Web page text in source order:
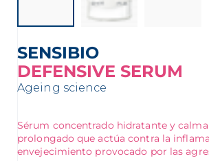
SENSIBIO
DEFENSIVE SERUM
Ageing science
Sérum concentrado hidratante y
prolongado que actúa contra la
envejecimiento provocado por las